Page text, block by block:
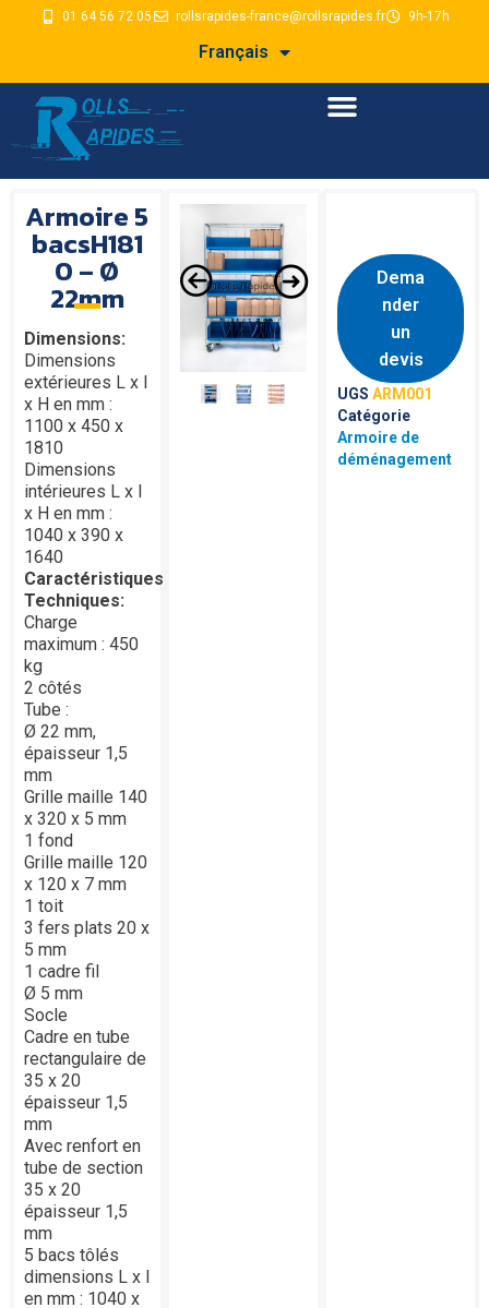
01 64 56 72 05 rollsrapides-france@rollsrapides.fr 9h-17h
Français
Armoire 5
bacsH181
0 – Ø
22mm
Dimensions:
Dimensions
extérieures L x l
x H en mm :
1100 x 450 x
1810
Dimensions
intérieures L x l
x H en mm :
1040 x 390 x
1640
Caractéristiques
Techniques:
Charge
maximum : 450
kg
2 côtés
Tube :
Ø 22 mm,
épaisseur 1,5
mm
Grille maille 140
x 320 x 5 mm
1 fond
Grille maille 120
x 120 x 7 mm
1 toit
3 fers plats 20 x
5 mm
1 cadre fil
Ø 5 mm
Socle
Cadre en tube
rectangulaire de
35 x 20
épaisseur 1,5
mm
Avec renfort en
tube de section
35 x 20
épaisseur 1,5
mm
5 bacs tôlés
dimensions L x l
en mm : 1040 x
Dema
nder
un
devis
UGSARM001
Catégorie
Armoire de
déménagement